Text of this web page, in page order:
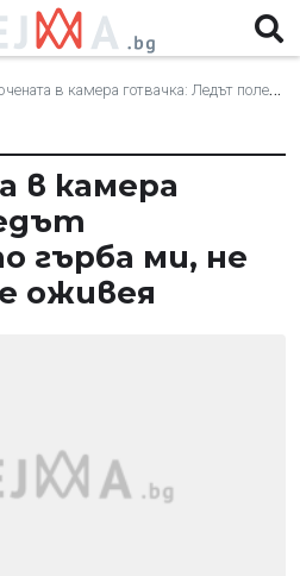
в камера готвачка: Ледът полепваше по гърба ми, не вярвах, че ще оживея
в камера
гърба ми, не
оживея